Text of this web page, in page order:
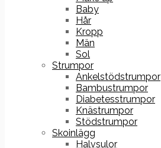
Baby
Hår
Kropp
Män
Sol
Strumpor
Ankelstödstrumpor
Bambustrumpor
Diabetesstrumpor
Knästrumpor
Stödstrumpor
Skoinlägg
Halvsulor